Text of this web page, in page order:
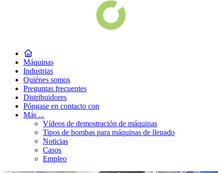
Máquinas
Industrias
Quiénes somos
Preguntas frecuentes
Distribuidores
Póngase en contacto con
Más ...
Vídeos de demostración de máquinas
Tipos de bombas para máquinas de llenado
Noticias
Casos
Empleo